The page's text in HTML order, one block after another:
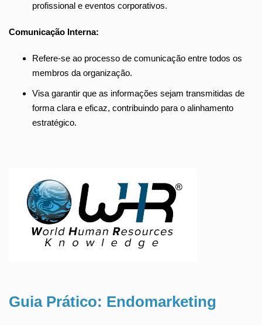
profissional e eventos corporativos.
Comunicação Interna:
Refere-se ao processo de comunicação entre todos os
membros da organização.
Visa garantir que as informações sejam transmitidas de
forma clara e eficaz, contribuindo para o alinhamento
estratégico.
Guia Prático: Endomarketing